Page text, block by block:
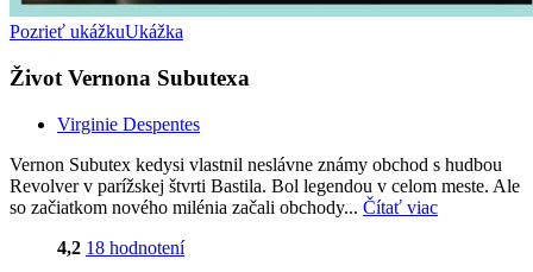
Pozrieť ukážkuUkážka
Život Vernona Subutexa
Virginie Despentes
Vernon Subutex kedysi vlastnil neslávne známy obchod s hudbou
Revolver v parížskej štvrti Bastila. Bol legendou v celom meste. Ale
so začiatkom nového milénia začali obchody... Čítať viac
4,2 18 hodnotení